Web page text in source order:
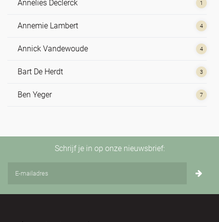
Annelies Declerck 1
Annemie Lambert 4
Annick Vandewoude 4
Bart De Herdt 3
Ben Yeger 7
Schrijf je in op onze nieuwsbrief: